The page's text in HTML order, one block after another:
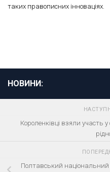
таких правописних інноваціях.
НОВИНИ:
Короленківці взяли участь
Полтавський національний